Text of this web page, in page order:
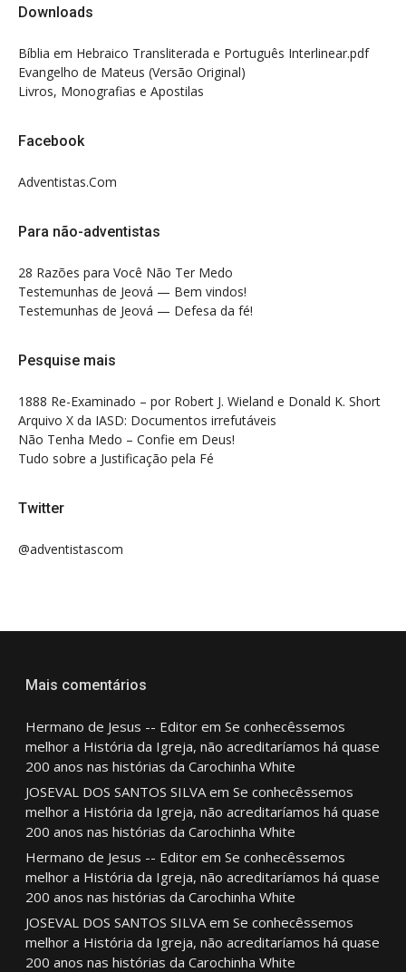
Downloads
Bíblia em Hebraico Transliterada e Português Interlinear.pdf
Evangelho de Mateus (Versão Original)
Livros, Monografias e Apostilas
Facebook
Adventistas.Com
Para não-adventistas
28 Razões para Você Não Ter Medo
Testemunhas de Jeová — Bem vindos!
Testemunhas de Jeová — Defesa da fé!
Pesquise mais
1888 Re-Examinado – por Robert J. Wieland e Donald K. Short
Arquivo X da IASD: Documentos irrefutáveis
Não Tenha Medo – Confie em Deus!
Tudo sobre a Justificação pela Fé
Twitter
@adventistascom
Mais comentários
Hermano de Jesus -- Editorem Se conhecêssemos
melhor a História da Igreja, não acreditaríamos há quase
200 anos nas histórias da Carochinha White
JOSEVAL DOS SANTOS SILVAem Se conhecêssemos
melhor a História da Igreja, não acreditaríamos há quase
200 anos nas histórias da Carochinha White
Hermano de Jesus -- Editorem Se conhecêssemos
melhor a História da Igreja, não acreditaríamos há quase
200 anos nas histórias da Carochinha White
JOSEVAL DOS SANTOS SILVAem Se conhecêssemos
melhor a História da Igreja, não acreditaríamos há quase
200 anos nas histórias da Carochinha White